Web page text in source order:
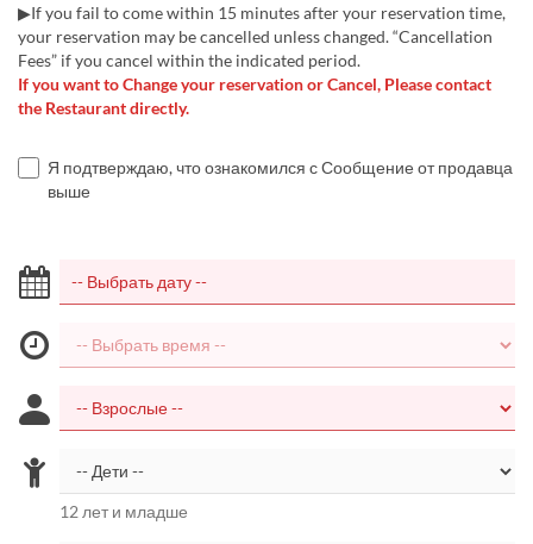
▶If you fail to come within 15 minutes after your reservation time,
your reservation may be cancelled unless changed. “Cancellation
Fees” if you cancel within the indicated period.
If you want to Change your reservation or Cancel, Please contact
the Restaurant directly.
Я подтверждаю, что ознакомился с Сообщение от продавца
выше
12 лет и младше